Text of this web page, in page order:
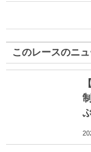
このレースのニ